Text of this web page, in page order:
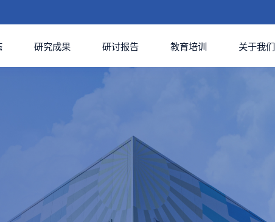
研究成果 研讨报告 教育培训 关于我们